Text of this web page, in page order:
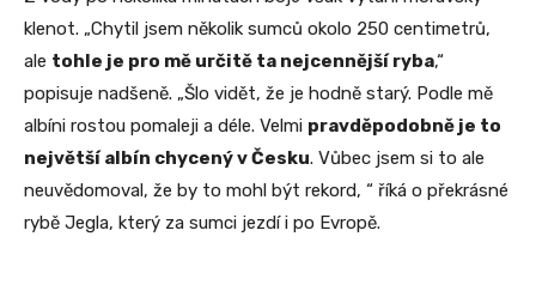
klenot. „Chytil jsem několik sumců okolo 250 centimetrů,
ale tohle je pro mě určitě ta nejcennější ryba,“
popisuje nadšeně. „Šlo vidět, že je hodně starý. Podle mě
albíni rostou pomaleji a déle. Velmi pravděpodobně je to
největší albín chycený v Česku. Vůbec jsem si to ale
neuvědomoval, že by to mohl být rekord, “ říká o překrásné
rybě Jegla, který za sumci jezdí i po Evropě.